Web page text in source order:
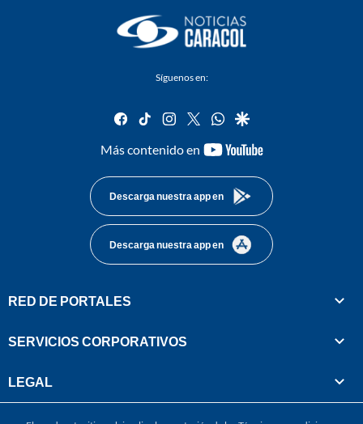
Síguenos en:
facebook
tiktok instagram
twitterwhatsapp
google
Más contenido en
youtube-
Descarga nuestra app en
Descarga nuestra app en
RED DE PORTALES
SERVICIOS CORPORATIVOS
LEGAL